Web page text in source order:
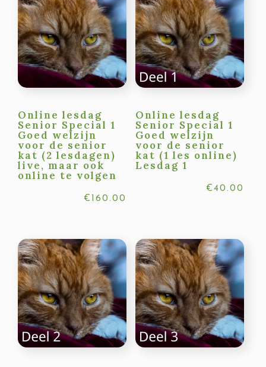
Online lesdag
Senior Special 1
Goed welzijn
voor de senior
kat (2 lesdagen)
live, maar ook
online te volgen
€ 160.00
Online lesdag
Senior Special 1
Goed welzijn
voor de senior
kat (1 les online)
Lesdag 1
€ 40.00